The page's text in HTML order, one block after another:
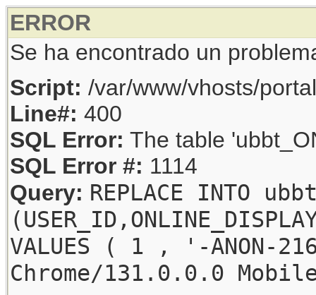
ERROR
Se ha encontrado un
Script: /var/www/vhosts/
Line#: 400
SQL Error: The table
SQL Error #: 1114
Query: REPLACE INTO
VALUES ( 1 , '-
Chrome/131.0.0.0